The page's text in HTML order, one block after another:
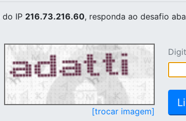
do IP 216.73.216.60, responda ao desafio
[trocar imagem]